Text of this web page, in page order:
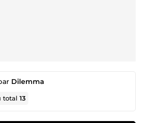
Dilemma
total13